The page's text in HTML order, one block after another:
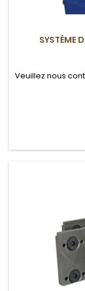
SYSTÈME
Veuillez nous